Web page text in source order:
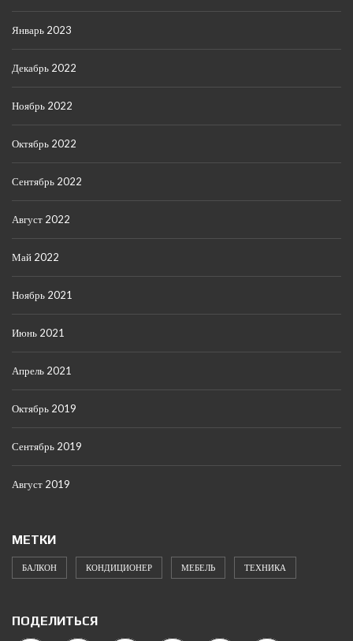
Январь 2023
Декабрь 2022
Ноябрь 2022
Октябрь 2022
Сентябрь 2022
Август 2022
Май 2022
Ноябрь 2021
Июнь 2021
Апрель 2021
Октябрь 2019
Сентябрь 2019
Август 2019
МЕТКИ
БАЛКОН КОНДИЦИОНЕР МЕБЕЛЬ ТЕХНИКА
ПОДЕЛИТЬСЯ